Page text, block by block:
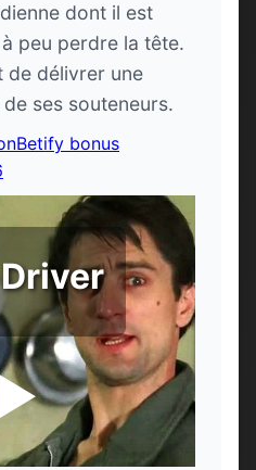
dont il est
peu perdre la tête.
de délivrer une
ses souteneurs.
Betify bonus